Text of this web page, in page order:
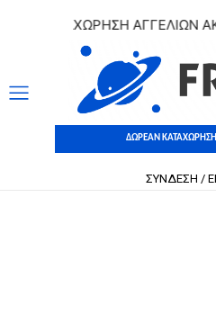
ΚΑΤΑΧΩΡΗΣΗ ΑΓΓΕΛΙΩΝ
ΔΩΡΕΑΝ ΚΑΤΑΧΩΡΗΣΗ
ΣΥΝΔΕΣΗ /